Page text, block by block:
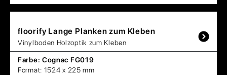
floorify Lange Planken zum Kleben
Vinylboden Holzoptik zum Kleben
Farbe: Cognac FG019
Format: 1524 x 225 mm